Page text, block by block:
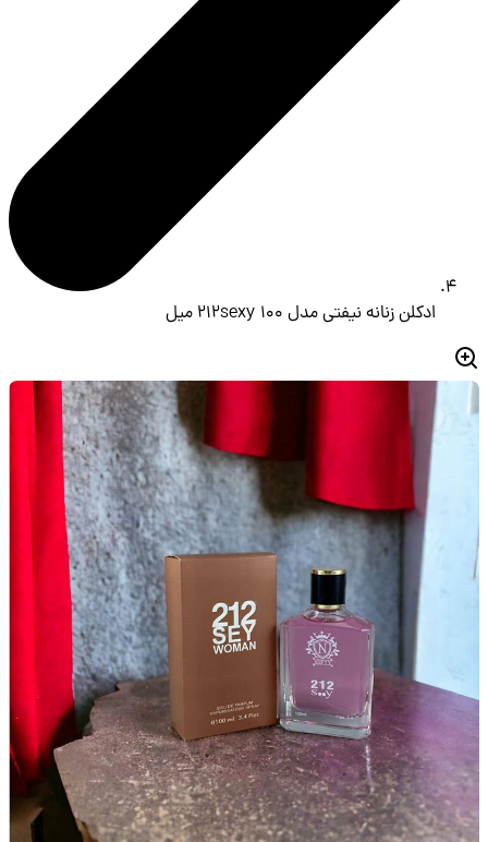
ادکلن زنانه نیفتی مدل 212sexy 100 میل